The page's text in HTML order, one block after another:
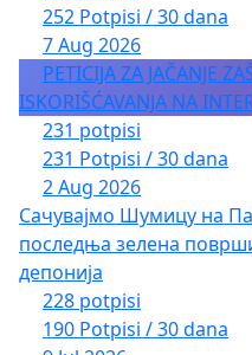
252 Potpisi / 30 dana
7 Aug 2026
PETICIJA ZA JAČANJE
ISKORIŠĆAVANJA NA
231 potpisi
231 Potpisi / 30 dana
2 Aug 2026
Сачувајмо Шумицу на
последња зелена
депонија
228 potpisi
190 Potpisi / 30 dana